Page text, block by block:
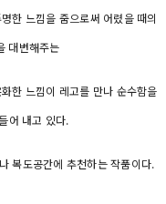
한 느낌을 줌으로써 어렸을 때의
대변해주는
한 느낌이 레고를 만나 순수함을
어 내고 있다.
복도공간에 추천하는 작품이다.